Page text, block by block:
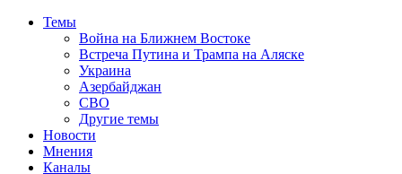
Темы
Война на Ближнем Востоке
Встреча Путина и Трампа на Аляске
Украина
Азербайджан
СВО
Другие темы
Новости
Мнения
Каналы